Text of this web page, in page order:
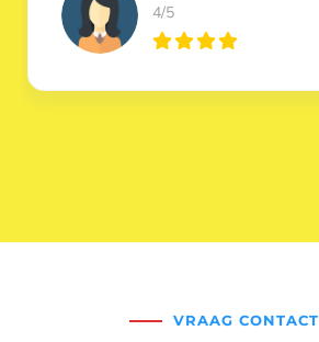
5/5
VRAAG CONTACT